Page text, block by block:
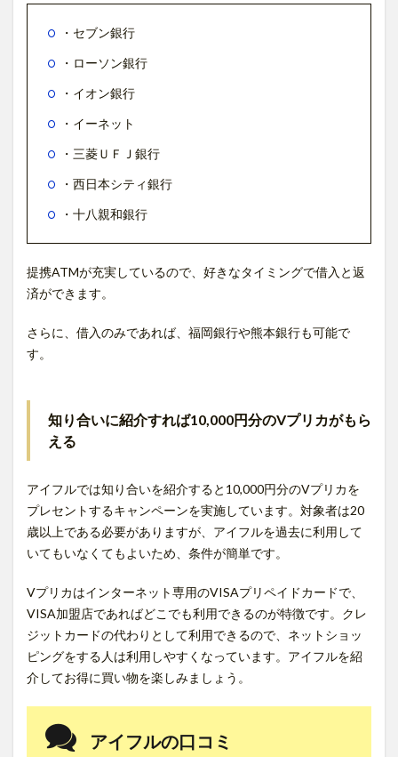
・セブン銀行
・ローソン銀行
・イオン銀行
・イーネット
・三菱ＵＦＪ銀行
・西日本シティ銀行
・十八親和銀行
提携ATMが充実しているので、好きなタイミングで借入と返
済ができます。
さらに、借入のみであれば、福岡銀行や熊本銀行も可能で
す。
知り合いに紹介すれば10,000円分のVプリカがもら
える
アイフルでは知り合いを紹介すると10,000円分のVプリカを
プレセントするキャンペーンを実施しています。対象者は20
歳以上である必要がありますが、アイフルを過去に利用して
いてもいなくてもよいため、条件が簡単です。
Vプリカはインターネット専用のVISAプリペイドカードで、
VISA加盟店であればどこでも利用できるのが特徴です。クレ
ジットカードの代わりとして利用できるので、ネットショッ
ピングをする人は利用しやすくなっています。アイフルを紹
介してお得に買い物を楽しみましょう。
アイフルの口コミ